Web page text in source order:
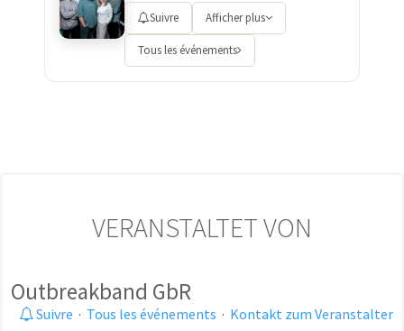
Suivre Afficher plus
Tous les événements
VERANSTALTET VON
Outbreakband GbR
Suivre · Tous les événements · Kontakt zum Veranstalter